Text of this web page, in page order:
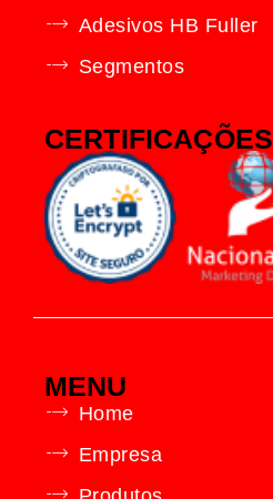
Adesivos HB Fuller
Segmentos
CERTIFICAÇÕES
MENU
Home
Empresa